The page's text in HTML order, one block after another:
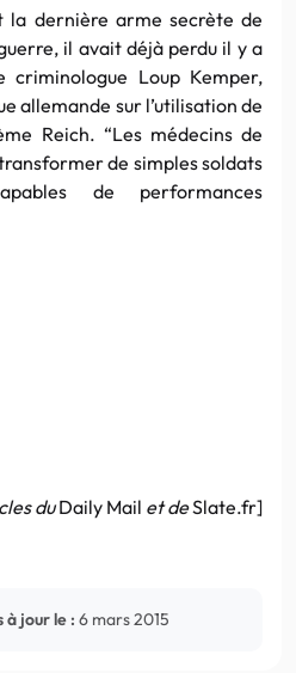
la dernière arme secrète de
il avait déjà perdu il y a
criminologue Loup Kemper,
allemande sur l’utilisation de
Reich. “Les médecins de
de simples soldats
de performances
duDaily Mail et deSlate.fr]
à jour le : 6 mars 2015